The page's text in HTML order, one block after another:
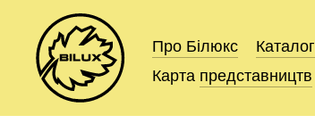
Про Білюкс Каталог
Карта представництв
Про Білюкс Каталог
Карта представництв